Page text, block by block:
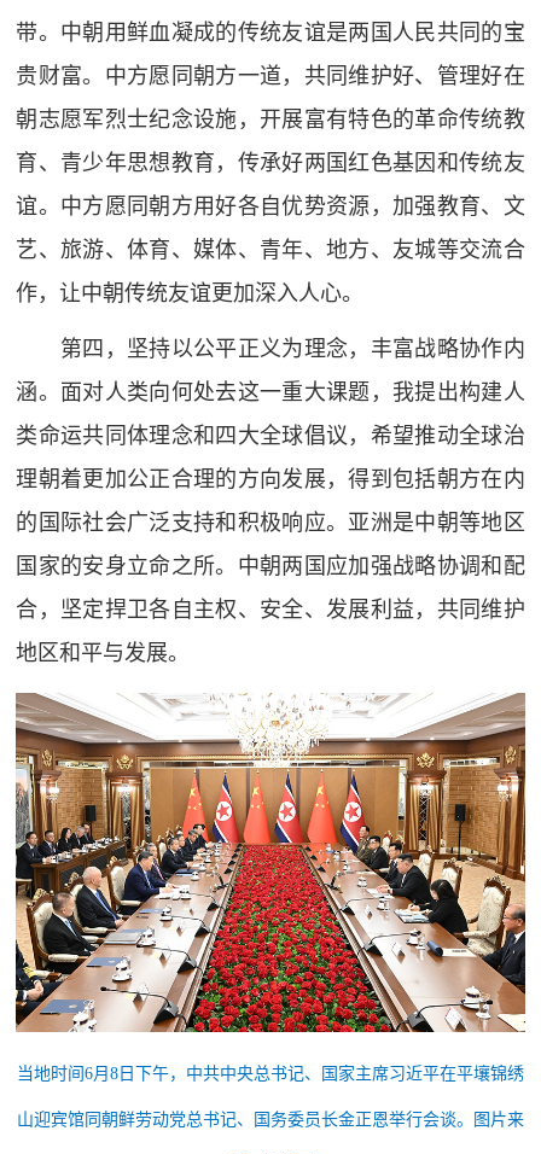
带。中朝用鲜血凝成的传统友谊是两国人民共同的宝
贵财富。中方愿同朝方一道，共同维护好、管理好在
朝志愿军烈士纪念设施，开展富有特色的革命传统教
育、青少年思想教育，传承好两国红色基因和传统友
谊。中方愿同朝方用好各自优势资源，加强教育、文
艺、旅游、体育、媒体、青年、地方、友城等交流合
作，让中朝传统友谊更加深入人心。
第四，坚持以公平正义为理念，丰富战略协作内
涵。面对人类向何处去这一重大课题，我提出构建人
类命运共同体理念和四大全球倡议，希望推动全球治
理朝着更加公正合理的方向发展，得到包括朝方在内
的国际社会广泛支持和积极响应。亚洲是中朝等地区
国家的安身立命之所。中朝两国应加强战略协调和配
合，坚定捍卫各自主权、安全、发展利益，共同维护
地区和平与发展。
当地时间6月8日下午，中共中央总书记、国家主席习近平在平壤锦绣
山迎宾馆同朝鲜劳动党总书记、国务委员长金正恩举行会谈。图片来